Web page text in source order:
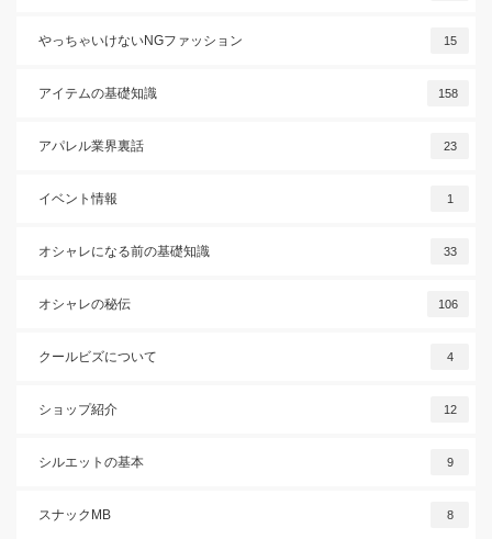
やっちゃいけないNGファッション 15
アイテムの基礎知識 158
アパレル業界裏話 23
イベント情報 1
オシャレになる前の基礎知識 33
オシャレの秘伝 106
クールビズについて 4
ショップ紹介 12
シルエットの基本 9
スナックMB 8